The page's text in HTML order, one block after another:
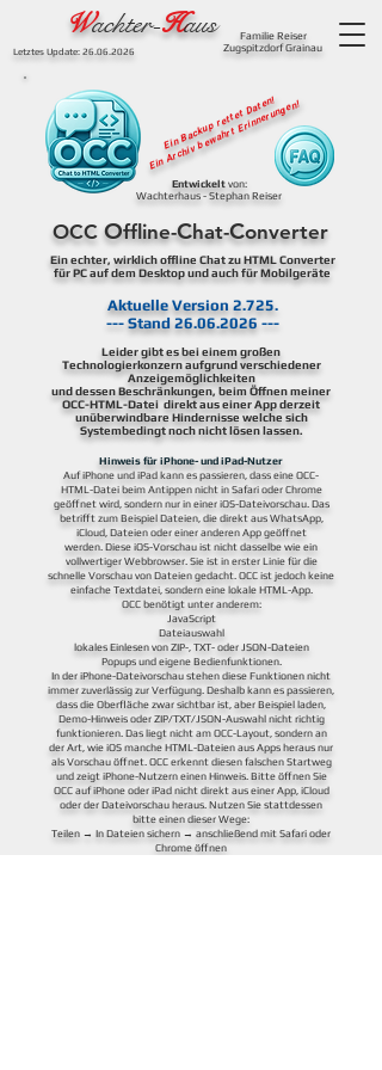
Wachter-Haus
Letztes Update: 26.06.2026
Familie Reiser
Zugspitzdorf Grainau
Entwickelt von:
Wachterhaus - Stephan Reiser
Ein Backup rettet Daten!
Ein Archiv bewahrt Erinnerungen!
OCC Offline-Chat-Converter
Ein echter, wirklich offline Chat zu HTML Converter
für PC auf dem Desktop und auch für Mobilgeräte
Aktuelle Version 2.725.
--- Stand 26.06.2026 ---
Leider gibt es bei einem großen
Technologierkonzern aufgrund verschiedener
Anzeigemöglichkeiten
und dessen Beschränkungen, beim Öffnen meiner
OCC-HTML-Datei direkt aus einer App derzeit
unüberwindbare Hindernisse welche sich
Systembedingt noch nicht lösen lassen.
Hinweis für iPhone- und iPad-Nutzer
Auf iPhone und iPad kann es passieren, dass eine OCC-
HTML-Datei beim Antippen nicht in Safari oder Chrome
geöffnet wird, sondern nur in einer iOS-Dateivorschau. Das
betrifft zum Beispiel Dateien, die direkt aus WhatsApp,
iCloud, Dateien oder einer anderen App geöffnet
werden. Diese iOS-Vorschau ist nicht dasselbe wie ein
vollwertiger Webbrowser. Sie ist in erster Linie für die
schnelle Vorschau von Dateien gedacht. OCC ist jedoch keine
einfache Textdatei, sondern eine lokale HTML-App.
OCC benötigt unter anderem:
JavaScript
Dateiauswahl
lokales Einlesen von ZIP-, TXT- oder JSON-Dateien
Popups und eigene Bedienfunktionen.
In der iPhone-Dateivorschau stehen diese Funktionen nicht
immer zuverlässig zur Verfügung. Deshalb kann es passieren,
dass die Oberfläche zwar sichtbar ist, aber Beispiel laden,
Demo-Hinweis oder ZIP/TXT/JSON-Auswahl nicht richtig
funktionieren. Das liegt nicht am OCC-Layout, sondern an
der Art, wie iOS manche HTML-Dateien aus Apps heraus nur
als Vorschau öffnet. OCC erkennt diesen falschen Startweg
und zeigt iPhone-Nutzern einen Hinweis. Bitte öffnen Sie
OCC auf iPhone oder iPad nicht direkt aus einer App, iCloud
oder der Dateivorschau heraus. Nutzen Sie stattdessen
bitte einen dieser Wege:
Teilen → In Dateien sichern → anschließend mit Safari oder
Chrome öffnen